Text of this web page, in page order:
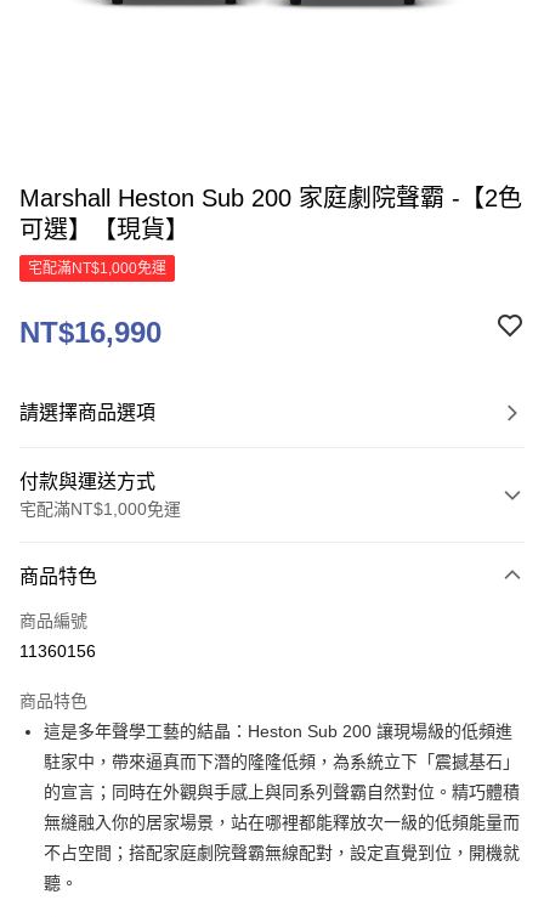
Marshall Heston Sub 200 家庭劇院聲霸 -【2色
可選】【現貨】
宅配滿NT$1,000免運
NT$16,990
請選擇商品選項
付款與運送方式
宅配滿NT$1,000免運
信用卡一次付款
信用卡分期付款
合作金庫商業銀行
華南商業銀行
彰化商業銀行
上海商業儲蓄銀行
台北富邦商業銀行
國泰世華商業銀行
兆豐國際商業銀行
臺灣中小企業銀行
台中商業銀行
匯豐（台灣）商業銀行
華泰商業銀行
聯邦商業銀行
遠東國際商業銀行
元大商業銀行
6 期 0 利率 每期
華南商業銀行
彰化商業銀行
上海商業儲蓄銀行
台北富邦商業銀行
國泰世華商業銀行
兆豐國際商業銀行
臺灣中小企業銀行
台中商業銀行
匯豐（台灣）商業銀行
LINE Pay
Apple Pay
ATM付款
商品特色
商品編號
11360156
商品特色
這是多年聲學工藝的結晶：Heston Sub 200 讓現場級的低頻進
駐家中，帶來逼真而下潛的隆隆低頻，為系統立下「震撼基石」
的宣言；同時在外觀與手感上與同系列聲霸自然對位。精巧體積
無縫融入你的居家場景，站在哪裡都能釋放次一級的低頻能量而
不占空間；搭配家庭劇院聲霸無線配對，設定直覺到位，開機就
聽。